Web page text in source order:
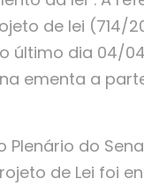
de lei (714/
último dia 04/
ementa a
Plenário do
de Lei foi